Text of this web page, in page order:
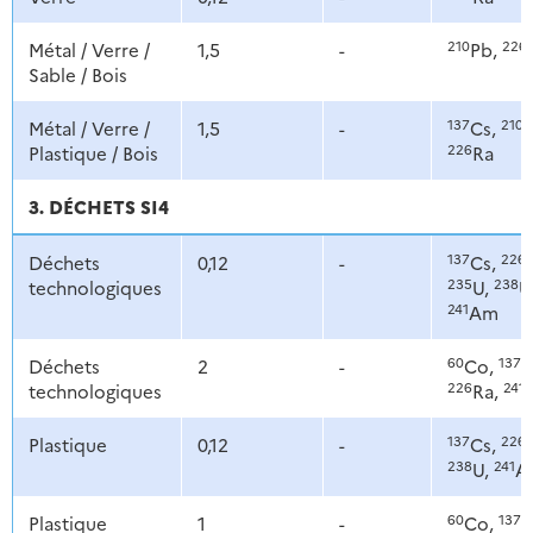
Métal / Verre /
Sable / Bois
1,5 - 210Pb, 226
Métal / Verre /
Plastique / Bois
1,5 - 137Cs, 210
226Ra
3. DÉCHETS SI4
Déchets
technologiques
0,12 - 137Cs, 226
235U, 238
241Am
Déchets
technologiques
2 - 60Co, 137
226Ra, 241
Plastique 0,12 - 137Cs, 226
238U, 241
Plastique 1 - 60Co, 137